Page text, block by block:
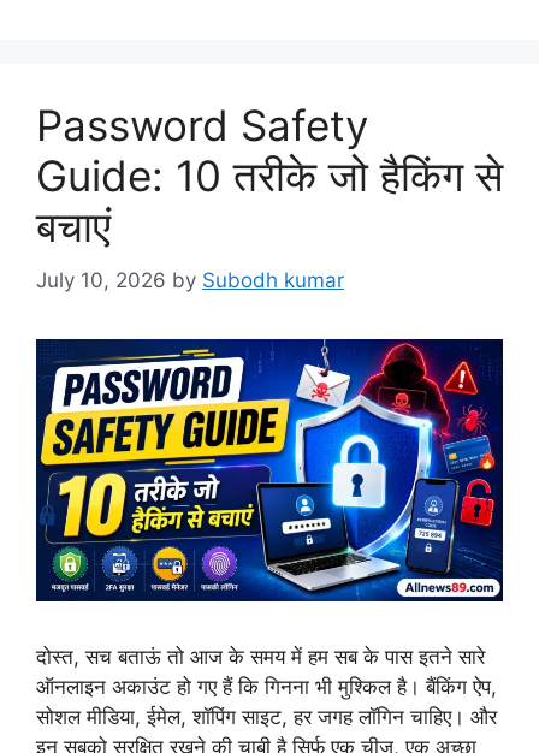
Password Safety
Guide: 10 तरीके जो हैकिंग से
बचाएं
July 10, 2026 by Subodh kumar
दोस्त, सच बताऊं तो आज के समय में हम सब के पास इतने सारे
ऑनलाइन अकाउंट हो गए हैं कि गिनना भी मुश्किल है। बैंकिंग ऐप,
सोशल मीडिया, ईमेल, शॉपिंग साइट, हर जगह लॉगिन चाहिए। और
इन सबको सुरक्षित रखने की चाबी है सिर्फ एक चीज़, एक अच्छा